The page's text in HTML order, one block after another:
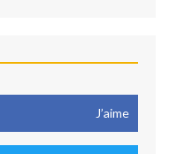
J’aime